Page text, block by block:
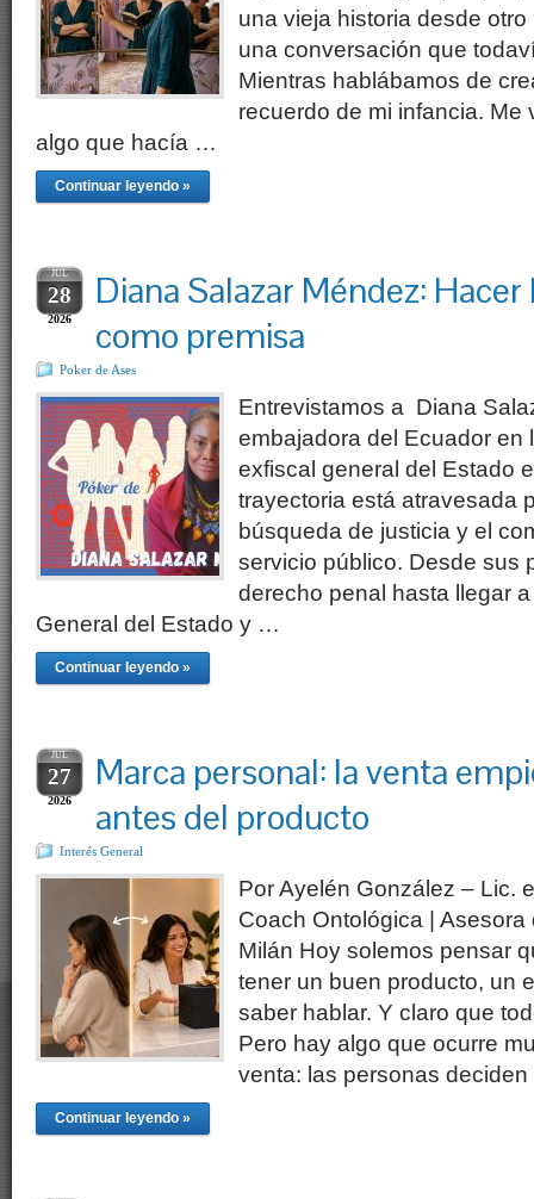
una vieja historia desde
una conversación que
Mientras hablábamos de
recuerdo de mi infancia. Me
algo que hacía …
Continuar leyendo »
JUL
28
2026
Diana Salazar Méndez:
como premisa
Poker de Ases
Entrevistamos a Diana
embajadora del Ecuador en
exfiscal general del Estado
trayectoria está atravesada
búsqueda de justicia y el
servicio público. Desde sus
derecho penal hasta llegar
General del Estado y …
Continuar leyendo »
JUL
27
2026
Marca personal: la venta
antes del producto
Interés General
Por Ayelén González – Lic.
Coach Ontológica |
Milán Hoy solemos pensar
tener un buen producto, un
saber hablar. Y claro que
Pero hay algo que ocurre
venta: las personas
Continuar leyendo »